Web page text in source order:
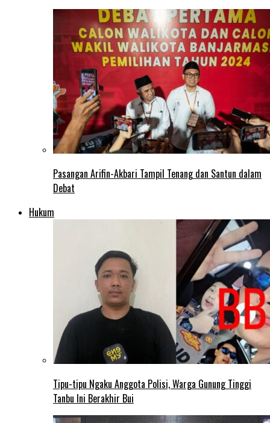
Pasangan Arifin-Akbari Tampil Tenang dan Santun dalam
Debat
Hukum
Tipu-tipu Ngaku Anggota Polisi, Warga Gunung Tinggi
Tanbu Ini Berakhir Bui